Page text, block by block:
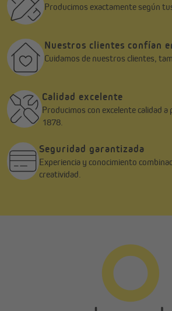
Producimos exactamente según
Nuestros clientes confían
Cuidamos de nuestros clientes,
Calidad excelente
Producimos con excelente calidad
1878.
Seguridad garantizada
Experiencia y conocimiento
creatividad.